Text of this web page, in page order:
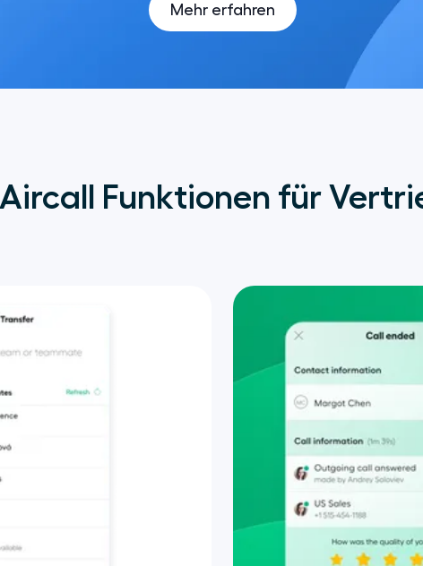
Mehr erfahren
Funktionen für